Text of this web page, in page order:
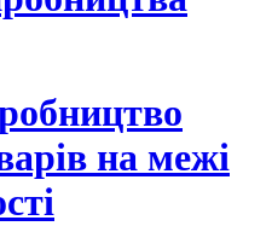
на межі